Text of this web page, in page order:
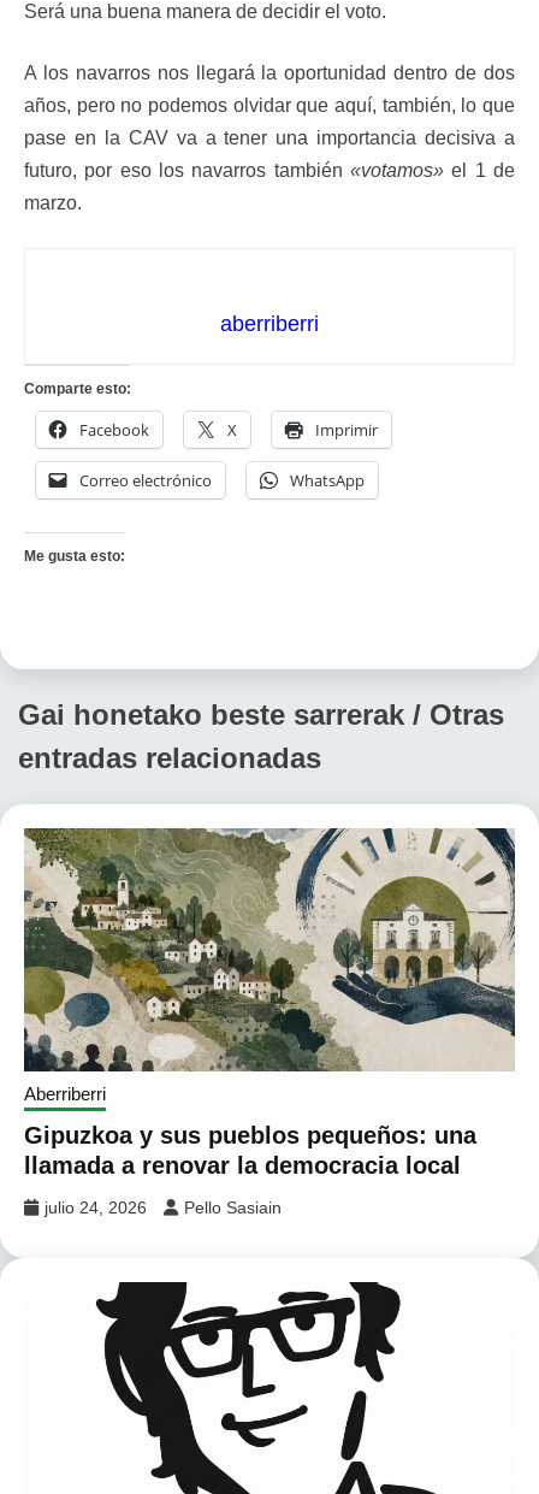
Será una buena manera de decidir el voto.
A los navarros nos llegará la oportunidad dentro de dos
años, pero no podemos olvidar que aquí, también, lo que
pase en la CAV va a tener una importancia decisiva a
futuro, por eso los navarros también «votamos» el 1 de
marzo.
aberriberri
Comparte esto:
Facebook X Imprimir
Correo electrónico WhatsApp
Me gusta esto:
Gai honetako beste sarrerak / Otras
entradas relacionadas
Aberriberri
Gipuzkoa y sus pueblos pequeños: una
llamada a renovar la democracia local
julio 24, 2026 Pello Sasiain